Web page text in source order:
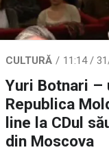
CULTURĂ 11:14 /
Yuri Botnari –
Republica
line la CDul
din Moscova